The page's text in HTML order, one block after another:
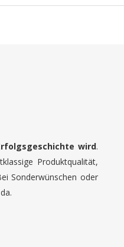
wird.
Produktqualität,
Sonderwünschen oder